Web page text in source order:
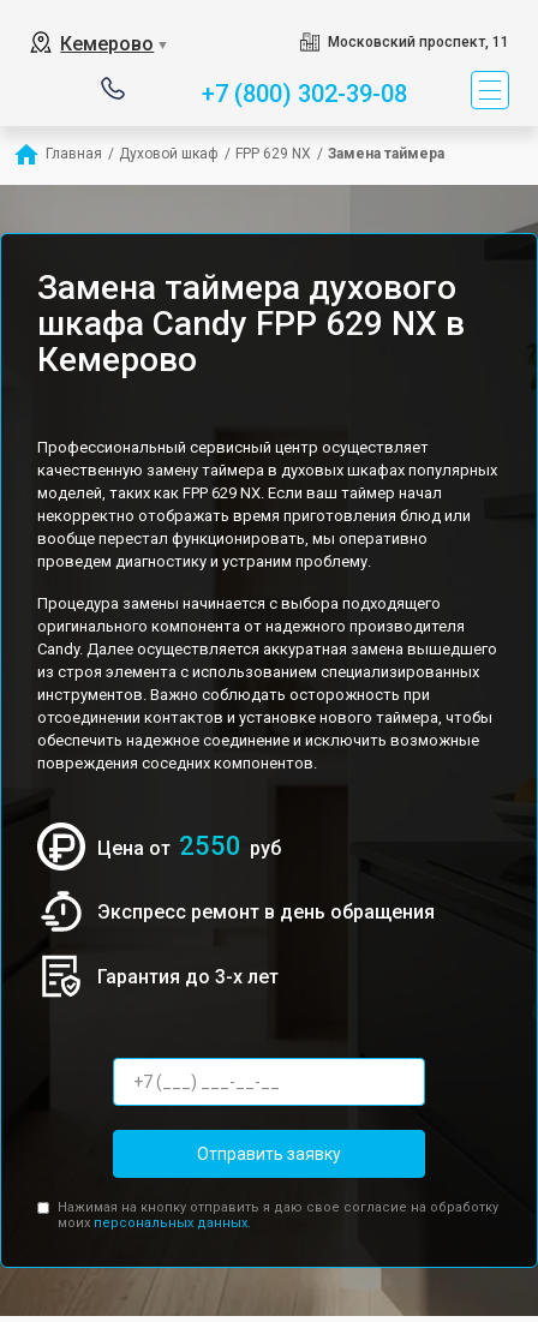
Кемерово ▼ Московский проспект, 11
+7 (800) 302-39-08
Главная / Духовой шкаф / FPP 629 NX / Замена таймера
Замена таймера духового
шкафа Candy FPP 629 NX в
Кемерово
Профессиональный сервисный центр осуществляет
качественную замену таймера в духовых шкафах популярных
моделей, таких как FPP 629 NX. Если ваш таймер начал
некорректно отображать время приготовления блюд или
вообще перестал функционировать, мы оперативно
проведем диагностику и устраним проблему.
Процедура замены начинается с выбора подходящего
оригинального компонента от надежного производителя
Candy. Далее осуществляется аккуратная замена вышедшего
из строя элемента с использованием специализированных
инструментов. Важно соблюдать осторожность при
отсоединении контактов и установке нового таймера, чтобы
обеспечить надежное соединение и исключить возможные
повреждения соседних компонентов.
Цена от 2550 руб
Экспресс ремонт в день обращения
Гарантия до 3-х лет
Отправить заявку
Нажимая на кнопку отправить я даю свое согласие на обработку
моих персональных данных.